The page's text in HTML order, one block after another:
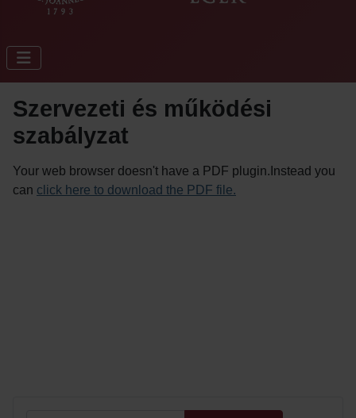
Szervezeti és működési
szabályzat
Your web browser doesn't have a PDF plugin.Instead you
can click here to download the PDF file.